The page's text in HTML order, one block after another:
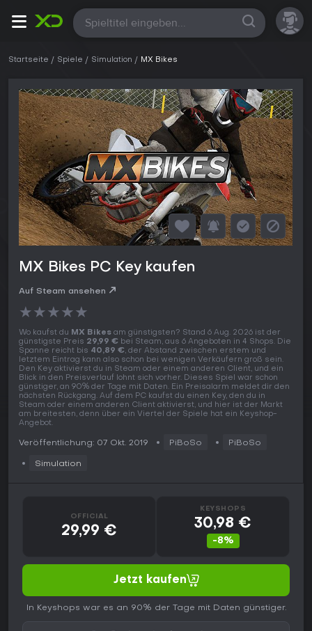
Alle
Startseite Spiele Simulation MX Bikes
MX Bikes PC Key kaufen
Auf Steam ansehen
★★★★★
Wo kaufst du MX Bikes am günstigsten? Stand 6 Aug. 2026 ist der
günstigste Preis 29,99 € bei Steam, aus 6 Angeboten in 4 Shops. Die
Spanne reicht bis 40,89 €, der Abstand zwischen erstem und
letztem Eintrag kann also schon bei wenigen Verkäufern groß sein.
Den Key aktivierst du in Steam oder einem anderen Client, und ein
Blick in den Preisverlauf lohnt sich vorher. Dieses Spiel war schon
günstiger, an 90% der Tage mit Daten. Ein Preisalarm meldet dir den
nächsten Rückgang. Auf dem PC kaufst du einen Key, den du in
Steam oder einem anderen Client aktivierst, und hier ist der Markt
am breitesten, denn über ein Viertel der Spiele hat ein Keyshop-
Angebot.
Veröffentlichung: 07 Okt. 2019 PiBoSo PiBoSo
Simulation
OFFICIAL
29,99 €
KEYSHOPS
30,98 €
-8%
Jetzt kaufen
In Keyshops war es an 90% der Tage mit Daten günstiger.